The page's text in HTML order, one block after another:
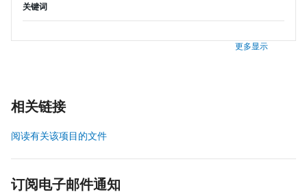
关键词
更多显示
相关链接
阅读有关该项目的文件
订阅电子邮件通知